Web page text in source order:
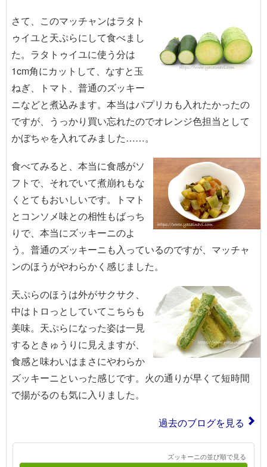
さて、このマッチャンはラタト
ゥイユと天ぷらにして食べまし
た。ラタトゥイユに使う分は
1cm角にカットして、なすと玉
ねぎ、トマト、普通のズッキー
ニなどと煮込みます。本当はパプリカも入れたかったの
ですが、うっかり買い忘れたのでオレンジ色担当として
かぼちゃを入れてみました……。
食べてみると、本当に食感がソ
フトで、それでいて煮崩れもな
くとてもおいしいです。トマト
とコンソメ味との相性もばっち
りで、本当にズッキーニのよ
う。普通のズッキーニも入っているのですが、マッチャ
ンのほうがやわらかく感じました。
天ぷらのほうは外がサクサク、
中はトロっとしていてこちらも
美味。天ぷらになった姿は一見
するときゅうりに見えますが、
食感と味わいはまさにやわらか
ズッキーニといった感じです。火の通りが早くて短時間
で揚がるのも気に入りました。
過去のブログを見る
ズッキーニの並び順で見る